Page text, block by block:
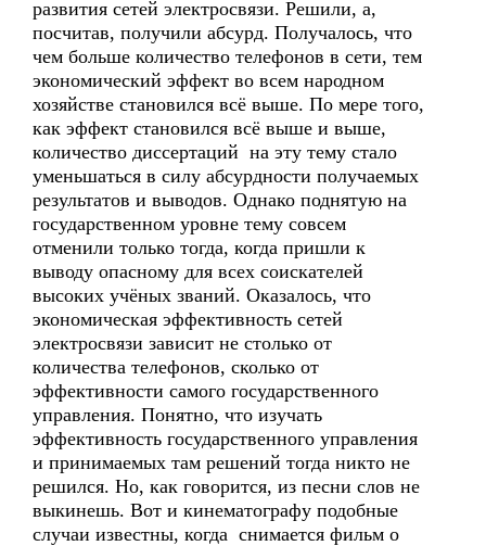
развития сетей электросвязи. Решили, а,
посчитав, получили абсурд. Получалось, что
чем больше количество телефонов в сети, тем
экономический эффект во всем народном
хозяйстве становился всё выше. По мере того,
как эффект становился всё выше и выше,
количество диссертаций на эту тему стало
уменьшаться в силу абсурдности получаемых
результатов и выводов. Однако поднятую на
государственном уровне тему совсем
отменили только тогда, когда пришли к
выводу опасному для всех соискателей
высоких учёных званий. Оказалось, что
экономическая эффективность сетей
электросвязи зависит не столько от
количества телефонов, сколько от
эффективности самого государственного
управления. Понятно, что изучать
эффективность государственного управления
и принимаемых там решений тогда никто не
решился. Но, как говорится, из песни слов не
выкинешь. Вот и кинематографу подобные
случаи известны, когда снимается фильм о